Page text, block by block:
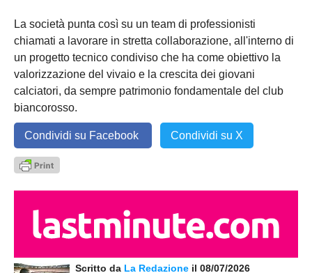
La società punta così su un team di professionisti
chiamati a lavorare in stretta collaborazione, all'interno di
un progetto tecnico condiviso che ha come obiettivo la
valorizzazione del vivaio e la crescita dei giovani
calciatori, da sempre patrimonio fondamentale del club
biancorosso.
Condividi su Facebook Condividi su X
Scritto da La Redazione il 08/07/2026